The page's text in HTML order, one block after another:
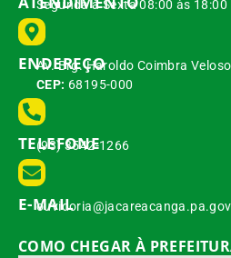
Segunda à Sexta 08:00 às 18:00
ENDEREÇO
Av. Brg. Haroldo Coimbra
CEP: 68195-000
TELEFONE
(93) 3542-1266
E-MAIL
COMO CHEGAR À